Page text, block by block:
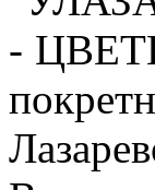
- ЦВЕТИ